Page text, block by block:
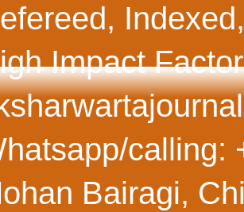
Impact
calling:
Bairagi,